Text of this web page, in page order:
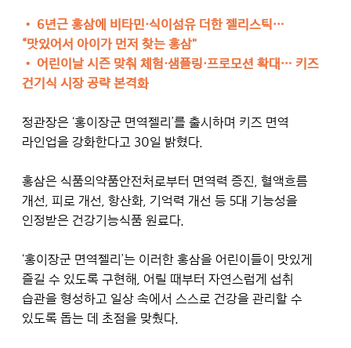
• 6년근 홍삼에 비타민·식이섬유 더한 젤리스틱…
“맛있어서 아이가 먼저 찾는 홍삼"
• 어린이날 시즌 맞춰 체험·샘플링·프로모션 확대… 키즈
건기식 시장 공략 본격화
정관장은 ‘홍이장군 면역젤리’를 출시하며 키즈 면역
라인업을 강화한다고 30일 밝혔다.
홍삼은 식품의약품안전처로부터 면역력 증진, 혈액흐름
개선, 피로 개선, 항산화, 기억력 개선 등 5대 기능성을
인정받은 건강기능식품 원료다.
‘홍이장군 면역젤리’는 이러한 홍삼을 어린이들이 맛있게
즐길 수 있도록 구현해, 어릴 때부터 자연스럽게 섭취
습관을 형성하고 일상 속에서 스스로 건강을 관리할 수
있도록 돕는 데 초점을 맞췄다.